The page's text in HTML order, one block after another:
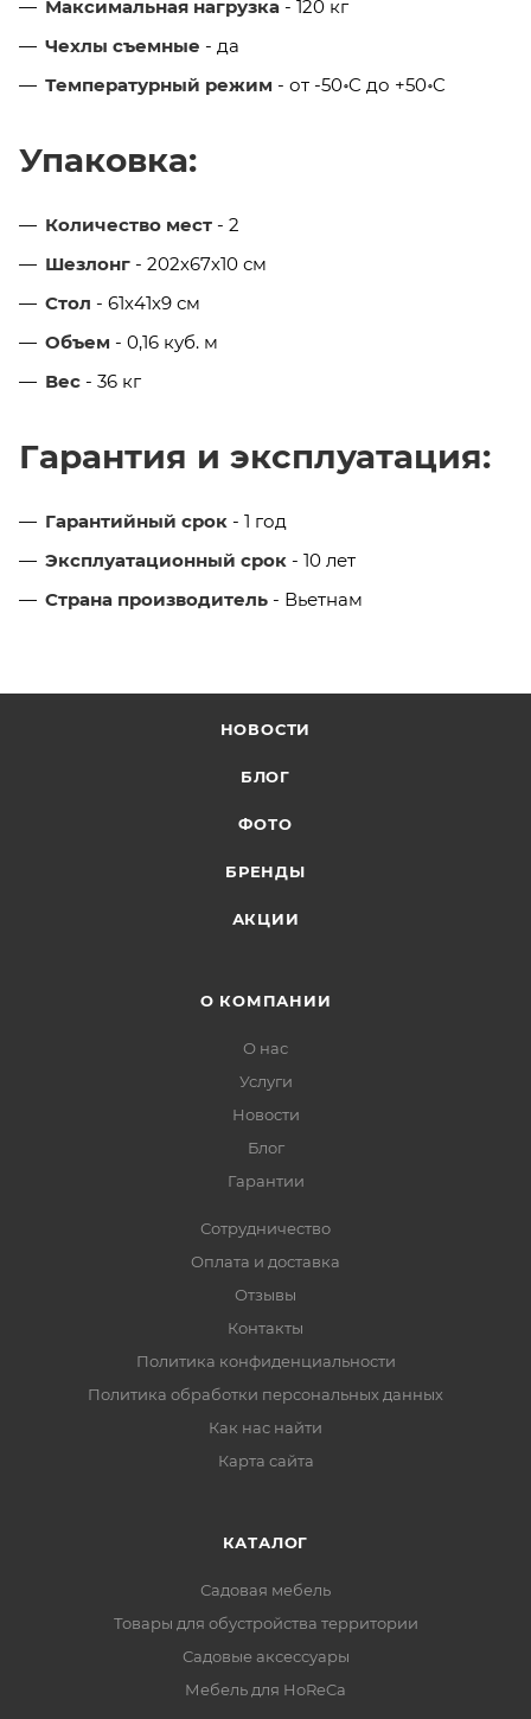
Максимальная нагрузка - 120 кг
Чехлы съемные - да
Температурный режим - от -50॰C до +50॰C
Упаковка:
Количество мест - 2
Шезлонг - 202х67х10 см
Стол - 61х41х9 см
Объем - 0,16 куб. м
Вес - 36 кг
Гарантия и эксплуатация:
Гарантийный срок - 1 год
Эксплуатационный срок - 10 лет
Страна производитель - Вьетнам
НОВОСТИ
БЛОГ
ФОТО
БРЕНДЫ
АКЦИИ
О КОМПАНИИ
О нас
Услуги
Новости
Блог
Гарантии
Сотрудничество
Оплата и доставка
Отзывы
Контакты
Политика конфиденциальности
Политика обработки персональных данных
Как нас найти
Карта сайта
КАТАЛОГ
Садовая мебель
Товары для обустройства территории
Садовые аксессуары
Мебель для HoReCa